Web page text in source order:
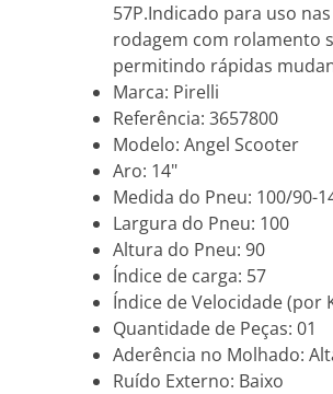
57P.Indicado para uso
rodagem com rolamento
permitindo rápidas
Marca: Pirelli
Referência: 3657800
Modelo: Angel Scooter
Aro: 14"
Medida do Pneu: 100/90-
Largura do Pneu: 100
Altura do Pneu: 90
Índice de carga: 57
Índice de Velocidade (por
Quantidade de Peças: 01
Aderência no Molhado:
Ruído Externo: Baixo